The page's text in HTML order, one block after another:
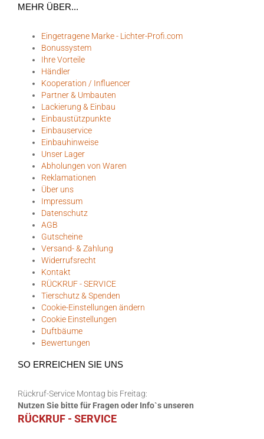
MEHR ÜBER...
Eingetragene Marke - Lichter-Profi.com
Bonussystem
Ihre Vorteile
Händler
Kooperation / Influencer
Partner & Umbauten
Lackierung & Einbau
Einbaustützpunkte
Einbauservice
Einbauhinweise
Unser Lager
Abholungen von Waren
Reklamationen
Über uns
Impressum
Datenschutz
AGB
Gutscheine
Versand- & Zahlung
Widerrufsrecht
Kontakt
RÜCKRUF - SERVICE
Tierschutz & Spenden
Cookie-Einstellungen ändern
Cookie Einstellungen
Duftbäume
Bewertungen
SO ERREICHEN SIE UNS
Rückruf-Service Montag bis Freitag:
Nutzen Sie bitte für Fragen oder Info`s unseren
RÜCKRUF - SERVICE